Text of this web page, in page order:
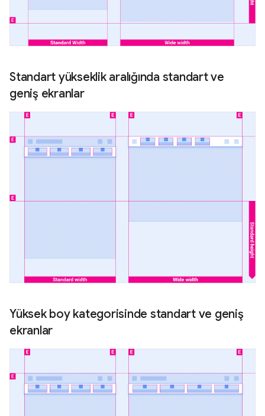
Standart yükseklik aralığında standart ve
geniş ekranlar
Yüksek boy kategorisinde standart ve geniş
ekranlar